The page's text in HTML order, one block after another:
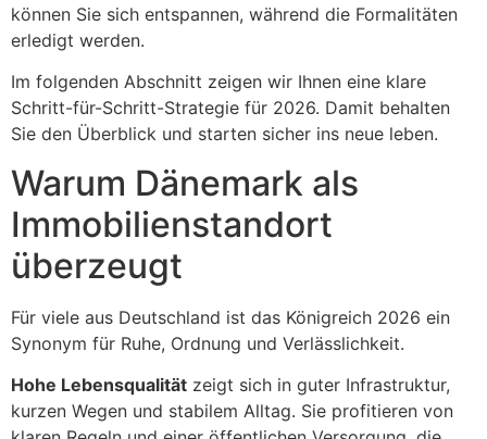
können Sie sich entspannen, während die Formalitäten
erledigt werden.
Im folgenden Abschnitt zeigen wir Ihnen eine klare
Schritt-für-Schritt-Strategie für 2026. Damit behalten
Sie den Überblick und starten sicher ins neue leben.
Warum Dänemark als
Immobilienstandort
überzeugt
Für viele aus Deutschland ist das Königreich 2026 ein
Synonym für Ruhe, Ordnung und Verlässlichkeit.
Hohe Lebensqualität zeigt sich in guter Infrastruktur,
kurzen Wegen und stabilem Alltag. Sie profitieren von